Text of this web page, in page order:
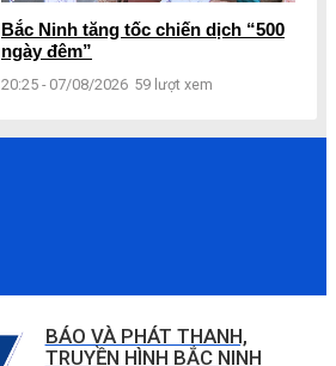
Bắc Ninh tăng tốc chiến dịch “500
ngày đêm”
20:25 - 07/08/2026 59 lượt xem
BÁO VÀ PHÁT THANH,
TRUYỀN HÌNH BẮC NINH